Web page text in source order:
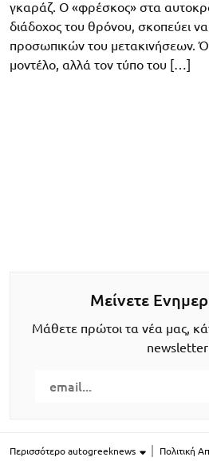
γκαράζ. Ο «φρέσκος» στα
διάδοχος του θρόνου, σκοπεύει
προσωπικών του μετακινήσεων.
μοντέλο, αλλά τον τύπο του […]
Μείνετε
Μάθετε πρώτοι τα νέα μας,
Περισσότερο autogreeknews Πολιτική